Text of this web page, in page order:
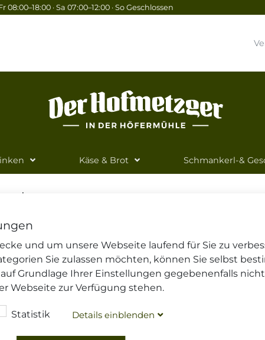
und um unsere Webseite laufend für Sie zu
Sie zulassen möchten, können Sie selbst
auf Grundlage Ihrer Einstellungen gegebenenfalls
Webseite zur Verfügung stehen.
Statistik Detailseinblenden
· Sa 07:00–12:00 · So Geschlossen
Käse & Brot Schmankerl-&